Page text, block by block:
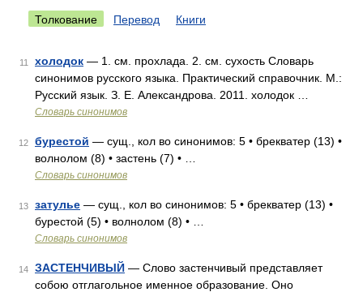
Толкование Перевод Книги
11 холодок — 1. см. прохлада. 2. см. сухость Словарь
синонимов русского языка. Практический справочник. М.:
Русский язык. З. Е. Александрова. 2011. холодок …
Словарь синонимов
12 бурестой — сущ., кол во синонимов: 5 • брекватер (13) •
волнолом (8) • застень (7) • …
Словарь синонимов
13 затулье — сущ., кол во синонимов: 5 • брекватер (13) •
бурестой (5) • волнолом (8) • …
Словарь синонимов
14 ЗАСТЕНЧИВЫЙ — Слово застенчивый представляет
собою отглагольное именное образование. Оно